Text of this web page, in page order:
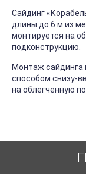
Сайдинг
длины до 6 м из
монтируется на
подконструкцию.
Монтаж сайдинга
способом снизу-
на облегченную